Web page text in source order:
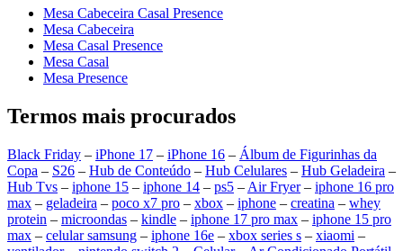
Mesa Cabeceira Casal Presence
Mesa Cabeceira
Mesa Casal Presence
Mesa Casal
Mesa Presence
Termos mais procurados
Black Friday – iPhone 17 – iPhone 16 – Álbum de Figurinhas da
Copa – S26 – Hub de Conteúdo – Hub Celulares – Hub Geladeira –
Hub Tvs – iphone 15 – iphone 14 – ps5 – Air Fryer– iphone 16 pro
max – geladeira – poco x7 pro – xbox – iphone – creatina – whey
protein – microondas – kindle – iphone 17 pro max – iphone 15 pro
max – celular samsung – iphone 16e – xbox series s – xiaomi –